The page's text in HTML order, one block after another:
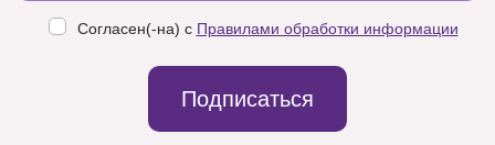
Согласен(-на) с Правилами обработки информации
Подписаться